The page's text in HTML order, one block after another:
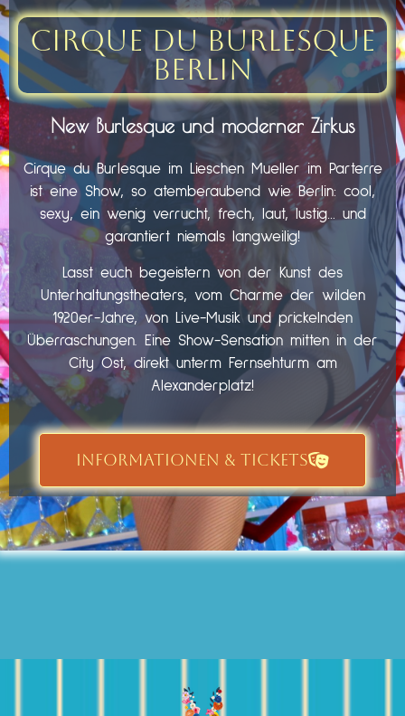
Cirque du Burlesque
Berlin
New Burlesque und moderner Zirkus
Cirque du Burlesque im Lieschen Mueller im Parterre
ist eine Show, so atemberaubend wie Berlin: cool,
sexy, ein wenig verrucht, frech, laut, lustig… und
garantiert niemals langweilig!
Lasst euch begeistern von der Kunst des
Unterhaltungstheaters, vom Charme der wilden
1920er-Jahre, von Live-Musik und prickelnden
Überraschungen. Eine Show-Sensation mitten in der
City Ost, direkt unterm Fernsehturm am
Alexanderplatz!
INFORMATIONEN & TICKETS